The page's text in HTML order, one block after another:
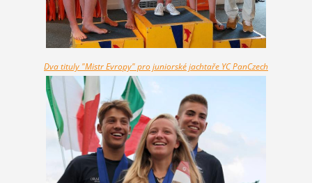
Dva tituly "Mistr Evropy" pro juniorské jachtaře YC PanCzech